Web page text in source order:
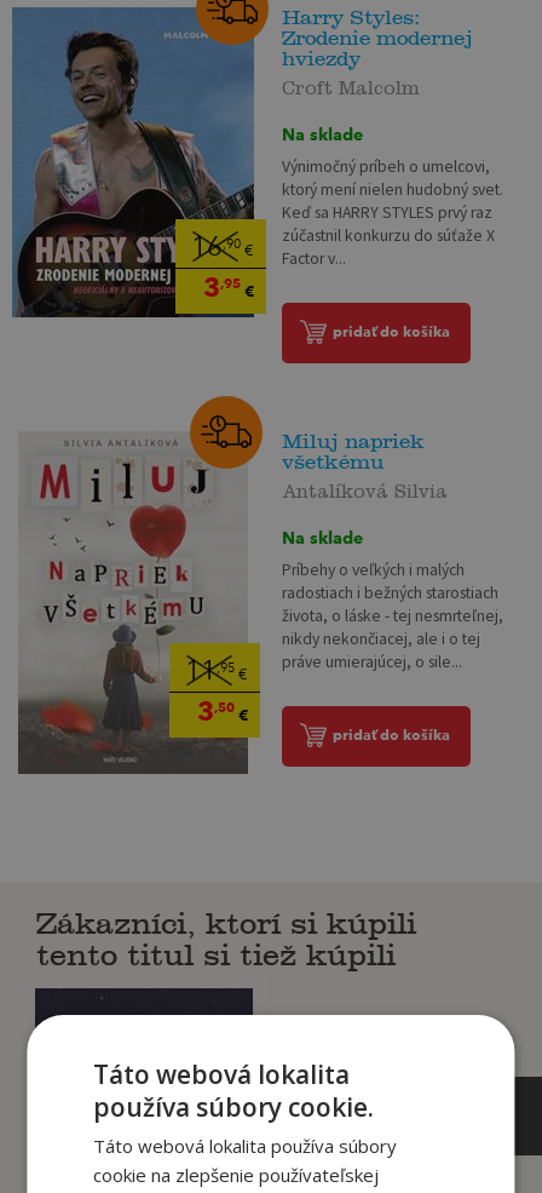
16,90€
3,95€
Harry Styles:
Zrodenie modernej
hviezdy
Croft Malcolm
Na sklade
Výnimočný príbeh o umelcovi,
ktorý mení nielen hudobný svet.
Keď sa HARRY STYLES prvý raz
zúčastnil konkurzu do súťaže X
Factor v...
pridať do košíka
11,95€
3,50€
Miluj napriek
všetkému
Antalíková Silvia
Na sklade
Príbehy o veľkých i malých
radostiach i bežných starostiach
života, o láske - tej nesmrteľnej,
nikdy nekončiacej, ale i o tej
práve umierajúcej, o sile...
pridať do košíka
Zákazníci, ktorí si kúpili
tento titul si tiež kúpili
Táto webová lokalita
používa súbory cookie.
Táto webová lokalita používa súbory
cookie na zlepšenie používateľskej